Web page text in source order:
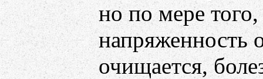
но по мере
напряженность
очищается,